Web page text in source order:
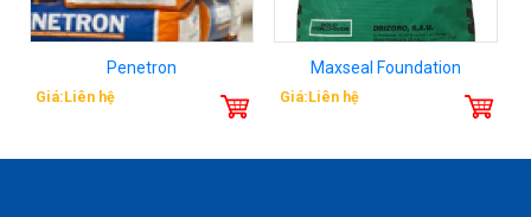
Penetron
Giá:Liên hệ
Maxseal Foundation
Giá:Liên hệ